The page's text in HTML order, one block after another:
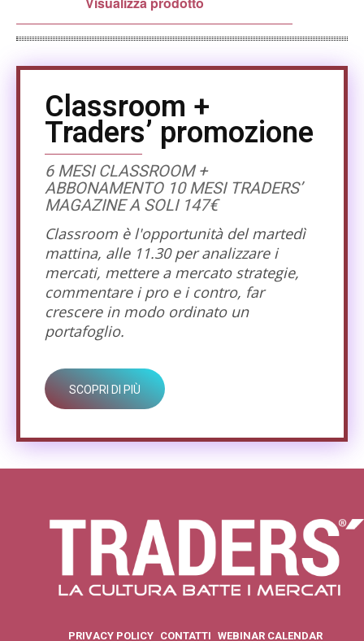
Classroom +
Traders’ promozione
6 MESI CLASSROOM +
ABBONAMENTO 10 MESI TRADERS’
MAGAZINE A SOLI 147€
Classroom è l'opportunità del martedì
mattina, alle 11.30 per analizzare i
mercati, mettere a mercato strategie,
commentare i pro e i contro, far
crescere in modo ordinato un
portafoglio.
SCOPRI DI PIÙ
PRIVACY POLICY CONTATTI WEBINAR CALENDAR